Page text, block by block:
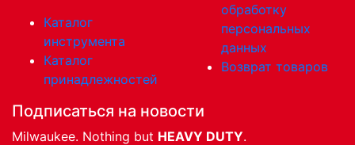
Каталог
инструмента
Каталог
принадлежностей
обработку
персональных
данных
Возврат товаров
Подписаться на новости
Milwaukee. Nothing but HEAVY DUTY.